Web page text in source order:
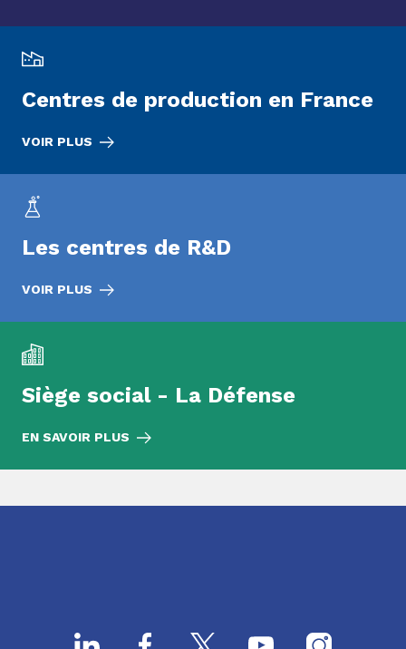
Centres de production en France
VOIR PLUS
Les centres de R&D
VOIR PLUS
Siège social - La Défense
EN SAVOIR PLUS